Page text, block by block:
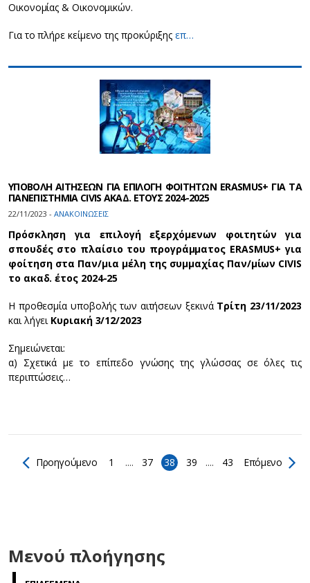
Οικονομίας & Οικονομικών.
Για το πλήρε κείμενο της προκύριξηςεπ…
ΥΠΟΒΟΛΗ ΑΙΤΗΣΕΩΝ ΓΙΑ ΕΠΙΛΟΓΗ ΦΟΙΤΗΤΩΝ ERASMUS+ ΓΙΑ ΤΑ
ΠΑΝΕΠΙΣΤΗΜΙΑ CIVIS ΑΚΑΔ. ΕΤΟΥΣ 2024-2025
22/11/2023 - ΑΝΑΚΟΙΝΩΣΕΙΣ
Πρόσκληση για επιλογή εξερχόμενων φοιτητών για
σπουδές στο πλαίσιο του προγράμματος ERASMUS+ για
φοίτηση στα Παν/μια μέλη της συμμαχίας Παν/μίων CIVIS
το ακαδ. έτος 2024-25
H προθεσμία υποβολής των αιτήσεων ξεκινά Τρίτη 23/11/2023
και λήγει Κυριακή 3/12/2023
Σημειώνεται:
α) Σχετικά με το επίπεδο γνώσης της γλώσσας σε όλες τις
περιπτώσεις…
Προηγούμενο 1 .... 37 38 39 .... 43 Επόμενο
Μενού πλοήγησης